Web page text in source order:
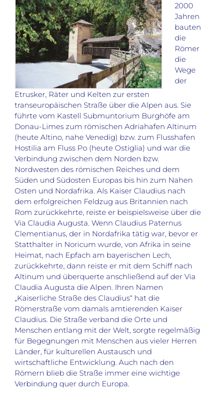
2000
Jahren
bauten
die
Römer
die
Wege
der
Etrusker, Räter und Kelten zur ersten
transeuropäischen Straße über die Alpen aus. Sie
führte vom Kastell Submuntorium Burghöfe am
Donau-Limes zum römischen Adriahafen Altinum
(heute Altino, nahe Venedig) bzw. zum Flusshafen
Hostilia am Fluss Po (heute Ostiglia) und war die
Verbindung zwischen dem Norden bzw.
Nordwesten des römischen Reiches und dem
Süden und Südosten Europas bis hin zum Nahen
Osten und Nordafrika. Als Kaiser Claudius nach
dem erfolgreichen Feldzug aus Britannien nach
Rom zurückkehrte, reiste er beispielsweise über die
Via Claudia Augusta. Wenn Claudius Paternus
Clementianus, der in Nordafrika tätig war, bevor er
Statthalter in Noricum wurde, von Afrika in seine
Heimat, nach Epfach am bayerischen Lech,
zurückkehrte, dann reiste er mit dem Schiff nach
Altinum und überquerte anschließend auf der Via
Claudia Augusta die Alpen. Ihren Namen
„Kaiserliche Straße des Claudius“ hat die
Römerstraße vom damals amtierenden Kaiser
Claudius. Die Straße verband die Orte und
Menschen entlang mit der Welt, sorgte regelmäßig
für Begegnungen mit Menschen aus vieler Herren
Länder, für kulturellen Austausch und
wirtschaftliche Entwicklung. Auch nach den
Römern blieb die Straße immer eine wichtige
Verbindung quer durch Europa.